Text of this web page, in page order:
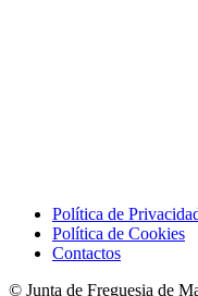
Política de
Política de Cookies
Contactos
© Junta de Freguesia de